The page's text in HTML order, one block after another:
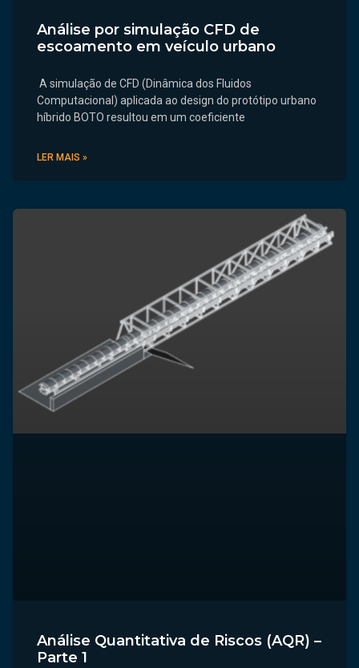
Análise por simulação CFD de
escoamento em veículo urbano
A simulação de CFD (Dinâmica dos Fluidos
Computacional) aplicada ao design do protótipo urbano
híbrido BOTO resultou em um coeficiente
LER MAIS »
Análise Quantitativa de Riscos (AQR) –
Parte 1